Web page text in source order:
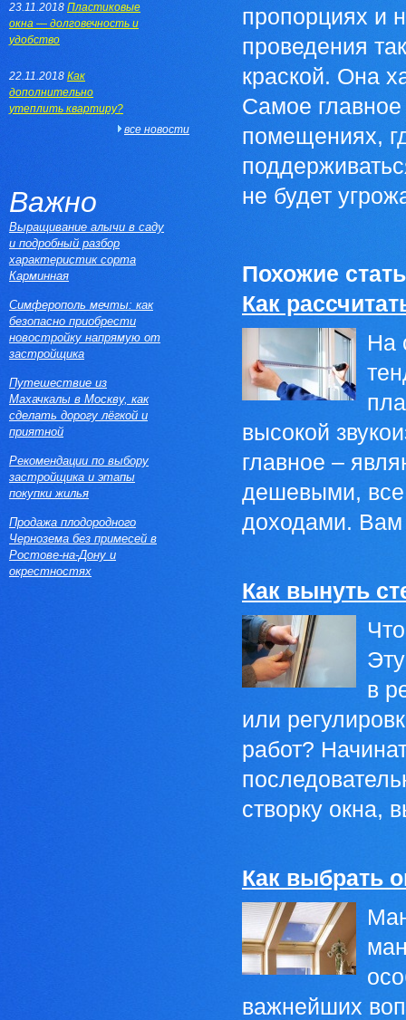
пропорциях и
проведения
краской. Она
Самое главное
помещениях,
не будет
Похожие
Как
На
высокой
главное –
дешевыми,
доходами. Вам
Как вынуть
в
или
работ?
створку окна,
Как выбрать
важнейших
23.11.2018 Пластиковые
окна — долговечность и
удобство
22.11.2018 Как
дополнительно
утеплить квартиру?
все новости
Важно
Выращивание алычи в саду
и подробный разбор
характеристик сорта
Карминная
Симферополь мечты: как
безопасно приобрести
новостройку напрямую от
застройщика
Путешествие из
Махачкалы в Москву, как
сделать дорогу лёгкой и
приятной
Рекомендации по выбору
застройщика и этапы
покупки жилья
Продажа плодородного
Чернозема без примесей в
Ростове-на-Дону и
окрестностях